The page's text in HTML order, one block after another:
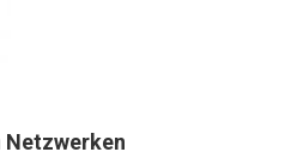
Netzwerken